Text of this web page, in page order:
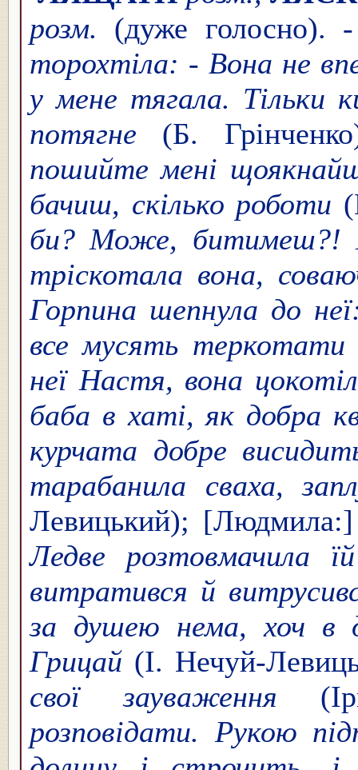
розм. (дуже голосно).
торохтіла: - Вона не
у мене тягала. Тільки
потягне (Б.
пошийте мені
бачиш, скілько роботи
би? Може, битимеш?!
тріскотала вона,
Горпина шепнула до
все мусять теркотати
неї Настя, вона
баба в хаті, як добра
курчата добре
тарабанила сваха,
Левицький);
Ледве розтовмачила їй
витратився й
за душею нема, хоч в
Грицай (І. Нечуй-
свої зауваження
розповідати. Рукою